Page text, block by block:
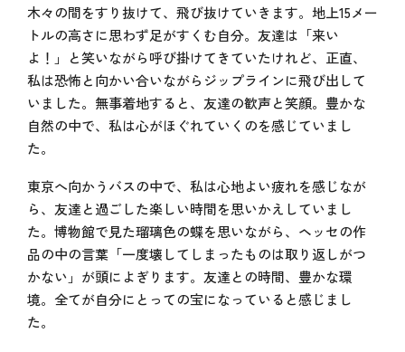
木々の間をすり抜けて、飛び抜けていきます。地上15メー
トルの高さに思わず足がすくむ自分。友達は「来い
よ！」と笑いながら呼び掛けてきていたけれど、正直、
私は恐怖と向かい合いながらジップラインに飛び出して
いました。無事着地すると、友達の歓声と笑顔。豊かな
自然の中で、私は心がほぐれていくのを感じていまし
た。
東京へ向かうバスの中で、私は心地よい疲れを感じなが
ら、友達と過ごした楽しい時間を思いかえしていまし
た。博物館で見た瑠璃色の蝶を思いながら、ヘッセの作
品の中の言葉「一度壊してしまったものは取り返しがつ
かない」が頭によぎります。友達との時間、豊かな環
境。全てが自分にとっての宝になっていると感じまし
た。